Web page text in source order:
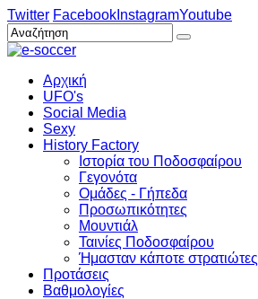
Twitter Facebook InstagramYoutube
Αρχική
UFO's
Social Media
Sexy
History Factory
Ιστορία του Ποδοσφαίρου
Γεγονότα
Ομάδες - Γήπεδα
Προσωπικότητες
Μουντιάλ
Ταινίες Ποδοσφαίρου
Ήμασταν κάποτε στρατιώτες
Προτάσεις
Βαθμολογίες